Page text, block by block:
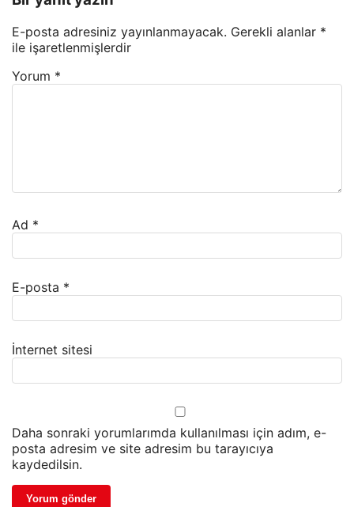
E-posta adresiniz yayınlanmayacak. Gerekli alanlar *
ile işaretlenmişlerdir
Yorum *
Ad *
E-posta *
İnternet sitesi
Daha sonraki yorumlarımda kullanılması için adım, e-
posta adresim ve site adresim bu tarayıcıya
kaydedilsin.